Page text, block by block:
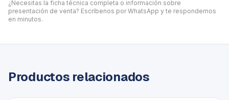
¿Necesitas la ficha técnica completa o información sobre
presentación de venta? Escríbenos por WhatsApp y te respondemos
en minutos.
Productos relacionados